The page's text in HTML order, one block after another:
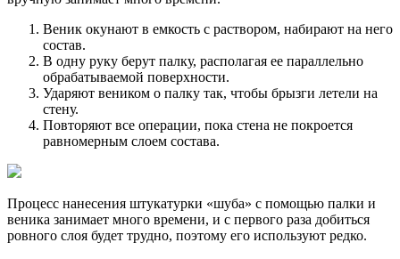
Веник окунают в емкость с раствором, набирают на него
состав.
В одну руку берут палку, располагая ее параллельно
обрабатываемой поверхности.
Ударяют веником о палку так, чтобы брызги летели на
стену.
Повторяют все операции, пока стена не покроется
равномерным слоем состава.
Процесс нанесения штукатурки «шуба» с помощью палки и
веника занимает много времени, и с первого раза добиться
ровного слоя будет трудно, поэтому его используют редко.